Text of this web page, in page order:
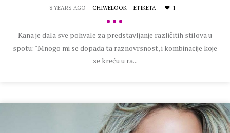
8 YEARS AGO CHIWELOOK ETIKETA 1
•••
Kana je dala sve pohvale za predstavljanje različitih stilova u
spotu: "Mnogo mi se dopada ta raznovrsnost, i kombinacije koje
se kreću u ra...